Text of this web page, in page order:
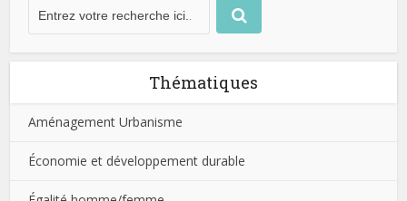
Thématiques
Aménagement Urbanisme
Économie et développement durable